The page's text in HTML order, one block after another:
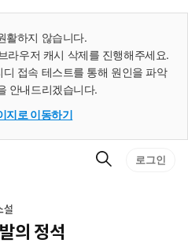
활하지 않습니다.
라우저 캐시 삭제를 진행해주세요.
접속 테스트를 통해 원인을 파악
안내드리겠습니다.
지로 이동하기
검
로그인
설
의 정석